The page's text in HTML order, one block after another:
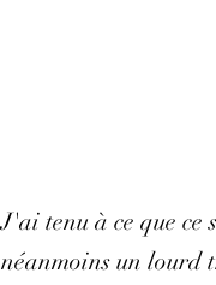
J'ai tenu à ce que
néanmoins un lourd